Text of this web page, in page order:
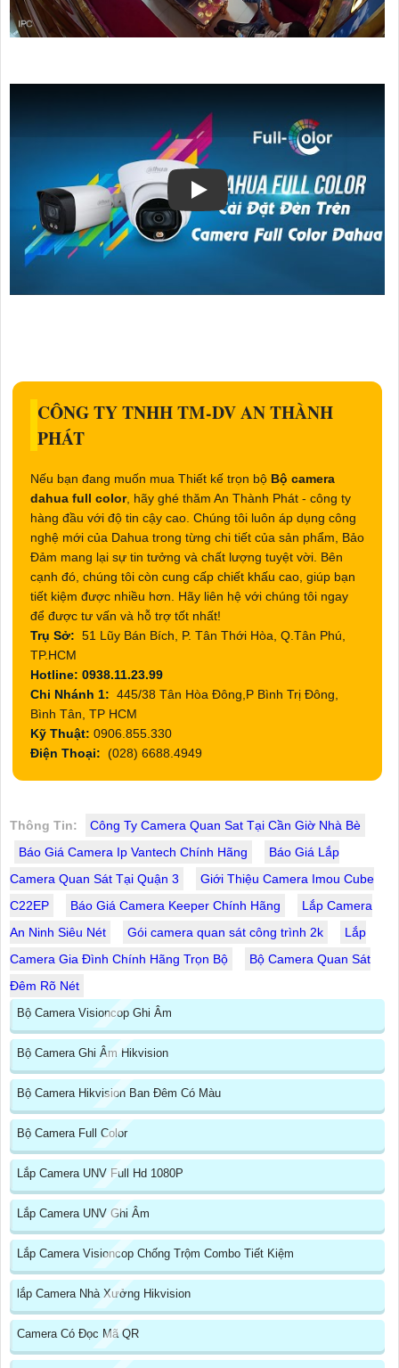
CÔNG TY TNHH TM-DV AN THÀNH
PHÁT
Nếu bạn đang muốn mua Thiết kế trọn bộ Bộ camera
dahua full color, hãy ghé thăm An Thành Phát - công ty
hàng đầu với độ tin cậy cao. Chúng tôi luôn áp dụng công
nghệ mới của Dahua trong từng chi tiết của sản phẩm, Bảo
Đảm mang lại sự tin tưởng và chất lượng tuyệt vời. Bên
cạnh đó, chúng tôi còn cung cấp chiết khấu cao, giúp bạn
tiết kiệm được nhiều hơn. Hãy liên hệ với chúng tôi ngay
để được tư vấn và hỗ trợ tốt nhất!
Trụ Sở: 51 Lũy Bán Bích, P. Tân Thới Hòa, Q.Tân Phú,
TP.HCM
Hotline: 0938.11.23.99
Chi Nhánh 1: 445/38 Tân Hòa Đông,P Bình Trị Đông,
Bình Tân, TP HCM
Kỹ Thuật: 0906.855.330
Điện Thoại: (028) 6688.4949
Thông Tin:
Công Ty Camera Quan Sat Tại Cần Giờ Nhà Bè
Báo Giá Camera Ip Vantech Chính Hãng
Báo Giá Lắp
Camera Quan Sát Tại Quận 3
Giới Thiệu Camera Imou Cube
C22EP
Báo Giá Camera Keeper Chính Hãng
Lắp Camera
An Ninh Siêu Nét
Gói camera quan sát công trình 2k
Lắp
Camera Gia Đình Chính Hãng Trọn Bộ
Bộ Camera Quan Sát
Đêm Rõ Nét
Bộ Camera Visioncop Ghi Âm
Bộ Camera Ghi Âm Hikvision
Bộ Camera Hikvision Ban Đêm Có Màu
Bộ Camera Full Color
Lắp Camera UNV Full Hd 1080P
Lắp Camera UNV Ghi Âm
Lắp Camera Visioncop Chống Trộm Combo Tiết Kiệm
lắp Camera Nhà Xưởng Hikvision
Camera Có Đọc Mã QR